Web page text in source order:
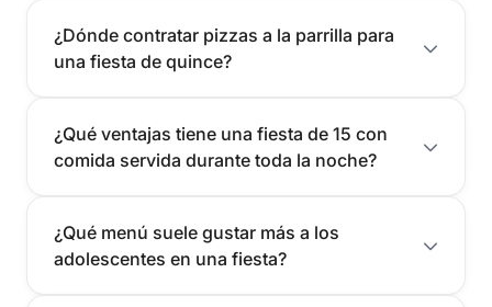
¿Dónde contratar pizzas a la parrilla para
una fiesta de quince?
¿Qué ventajas tiene una fiesta de 15 con
comida servida durante toda la noche?
¿Qué menú suele gustar más a los
adolescentes en una fiesta?